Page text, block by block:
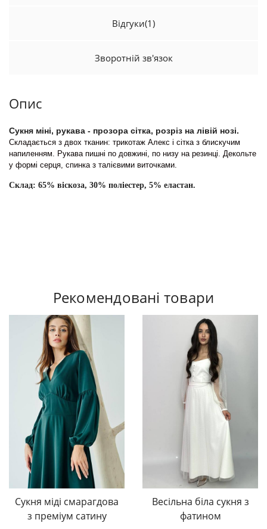
Відгуки(1)
Зворотній зв'язок
Опис
Сукня міні, рукава - прозора сітка, розріз на лівій нозі.
Складається з двох тканин: трикотаж Алекс і сітка з блискучим
напиленням. Рукава пишні по довжині, по низу на резинці. Декольте
у формі серця, спинка з талієвими виточками.
Склад: 65% віскоза, 30% поліестер, 5% еластан.
Рекомендовані товари
Сукня міді смарагдова
з преміум сатину
Весільна біла сукня з
фатином